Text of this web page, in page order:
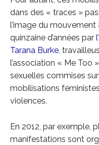
dans des « traces »
l’image du
quinzaine d’années par
Tarana Burke ,
l’association « Me Too
sexuelles commises
mobilisations
violences.
En 2012, par exemple,
manifestations sont